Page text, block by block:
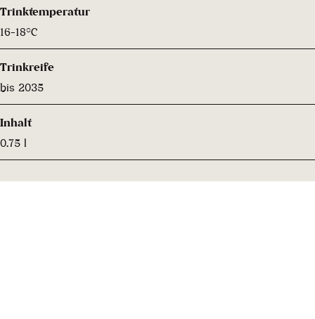
Trinktemperatur
16-18°C
Trinkreife
bis 2035
Inhalt
0.75 l